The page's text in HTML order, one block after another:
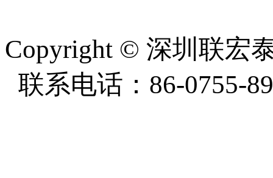
Copyright © 深圳联宏
联系电话：86-0755-